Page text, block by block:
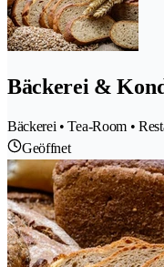
Bäckerei &
Bäckerei • Tea-Room •
Geöffnet